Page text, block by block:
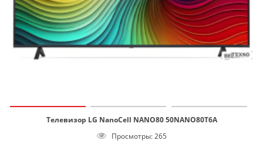
Телевизор LG NanoCell NANO80 50NANO80T6A
Просмотры: 265